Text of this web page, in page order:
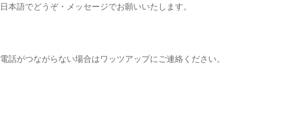
日本語でどうぞ・メッセージでお願いいたします。
電話がつながらない場合はワッツアップにご連絡ください。